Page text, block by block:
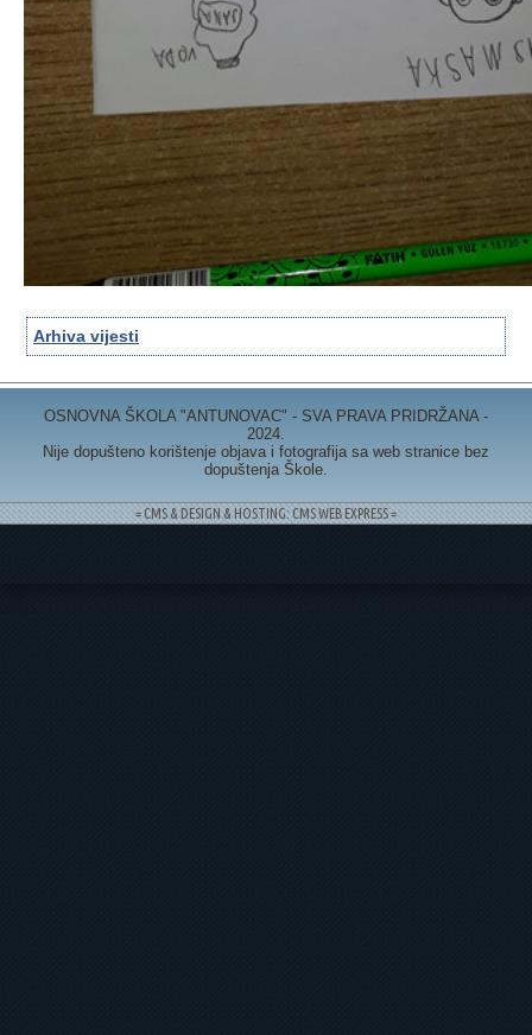
Arhiva vijesti
OSNOVNA ŠKOLA "ANTUNOVAC" - SVA PRAVA PRIDRŽANA -
2024.
Nije dopušteno korištenje objava i fotografija sa web stranice bez
dopuštenja Škole.
= CMS & DESIGN & HOSTING: CMS WEB EXPRESS =